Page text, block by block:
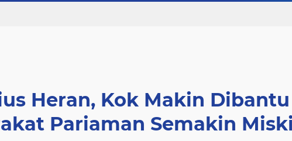
Heran, Kok Makin Dibantu
Pariaman Semakin